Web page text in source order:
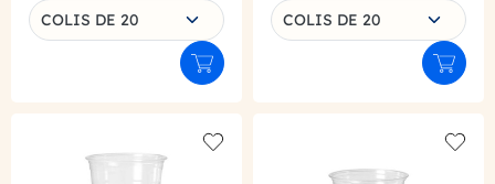
COLIS DE 20
Ajouter au panier
COLIS DE 20